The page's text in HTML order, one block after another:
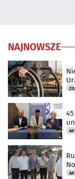
NAJNOWSZE